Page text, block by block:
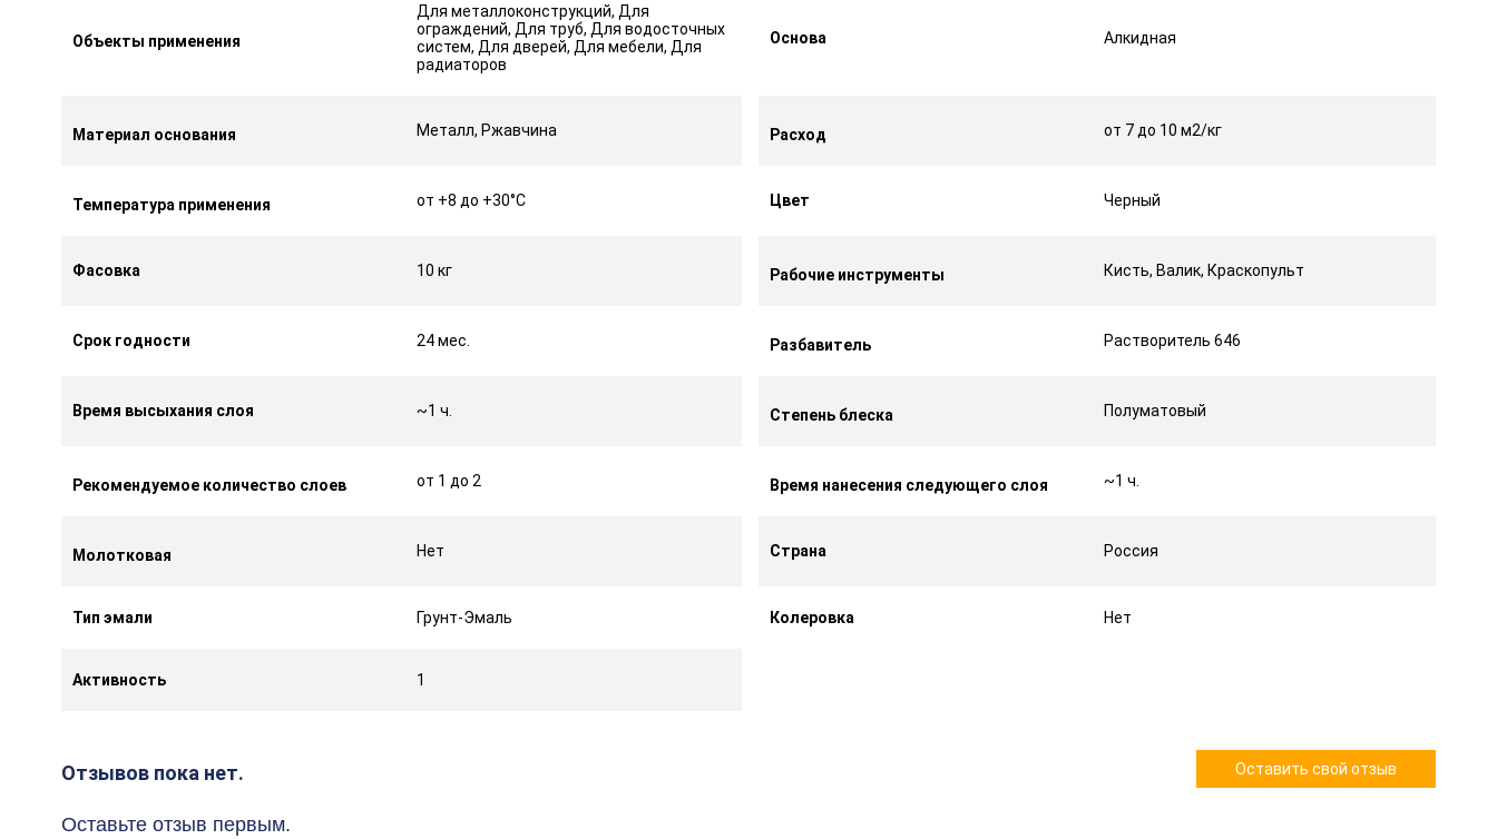
Объекты применения
Для металлоконструкций, Для
ограждений, Для труб, Для водосточных
систем, Для дверей, Для мебели, Для
радиаторов
Основа Алкидная
Материал основания Металл, Ржавчина Расход от 7 до 10 м2/кг
Температура применения от +8 до +30°С Цвет Черный
Фасовка 10 кг Рабочие инструменты Кисть, Валик, Краскопульт
Срок годности 24 мес. Разбавитель Растворитель 646
Время высыхания слоя ~1 ч. Степень блеска Полуматовый
Рекомендуемое количество слоев от 1 до 2 Время нанесения следующего слоя ~1 ч.
Молотковая Нет Страна Россия
Тип эмали Грунт-Эмаль Колеровка Нет
Активность 1
Оставить свой отзыв
Отзывов пока нет.
Оставьте отзыв первым.